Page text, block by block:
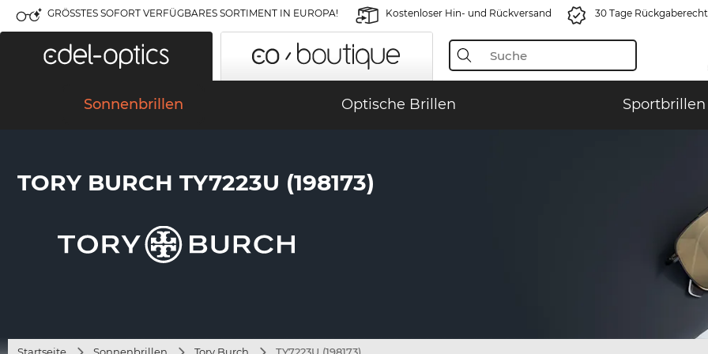
GRÖSSTES SOFORT VERFÜGBARES SORTIMENT IN EUROPA! Kostenloser Hin- und Rückversand 30 Tage Rückgaberecht
Sonnenbrillen Optische Brillen Sportbrillen
TORY BURCH TY7223U (198173)